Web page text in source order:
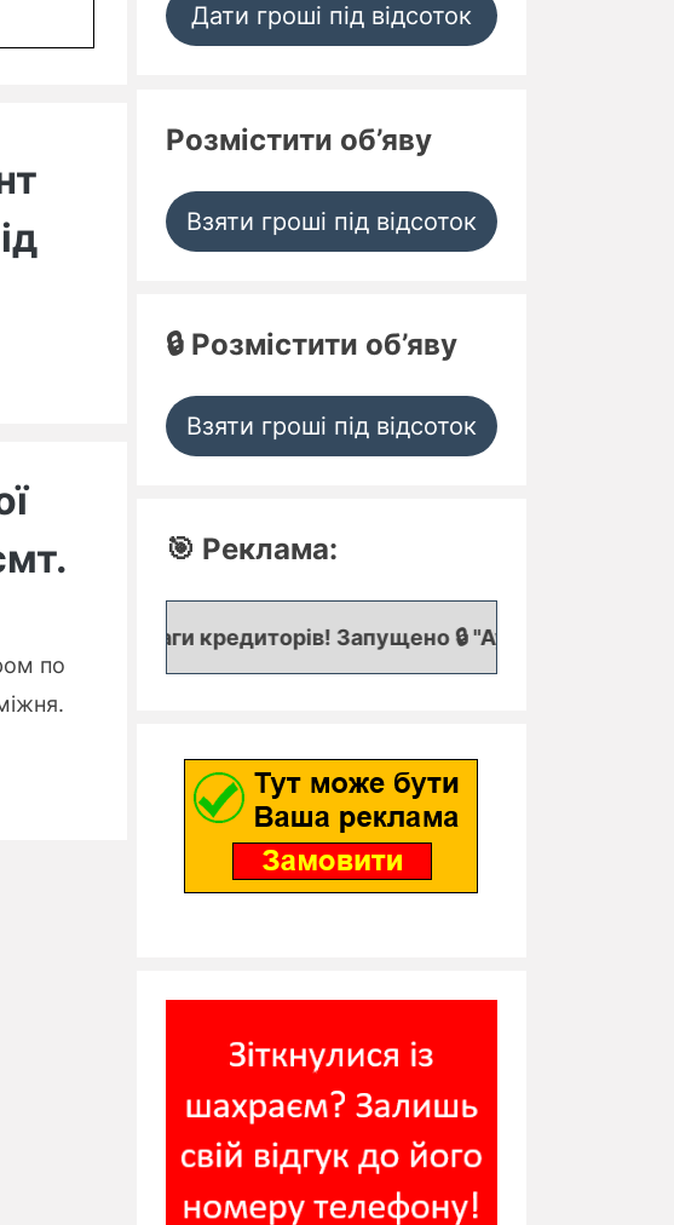
по
Дати гроші під відсоток
Розмістити об’яву
Взяти гроші під відсоток
🔒 Розмістити об’яву
Взяти гроші під відсоток
🎯 Реклама:
📌 До уваги кредиторів! Запущено 🔒 "Аукціон кредитних